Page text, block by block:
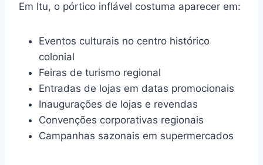
Em Itu, o pórtico inflável costuma aparecer em:
Eventos culturais no centro histórico
colonial
Feiras de turismo regional
Entradas de lojas em datas promocionais
Inaugurações de lojas e revendas
Convenções corporativas regionais
Campanhas sazonais em supermercados